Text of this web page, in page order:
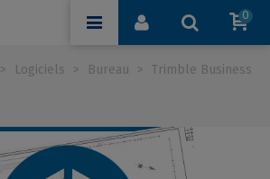
0
> Logiciels > Bureau >
Trimble Business